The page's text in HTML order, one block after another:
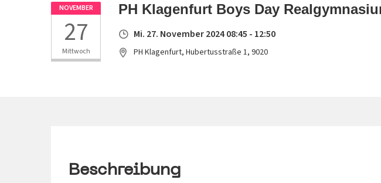
NOVEMBER
27
Mittwoch
PH Klagenfurt Boys Day
Mi. 27. November 2024 08:45 - 12:50
PH Klagenfurt, Hubertusstraße 1, 9020
Beschreibung